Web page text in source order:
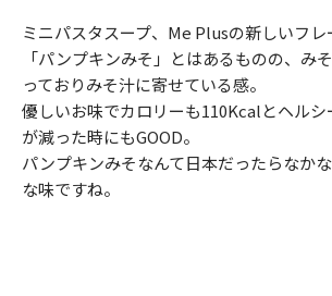
ミニパスタスープ、Me Plusの新しいフレ
「パンプキンみそ」とはあるものの、み
っておりみそ汁に寄せている感。
優しいお味でカロリーも110Kcalとヘル
が減った時にもGOOD。
パンプキンみそなんて日本だったらなか
な味ですね。